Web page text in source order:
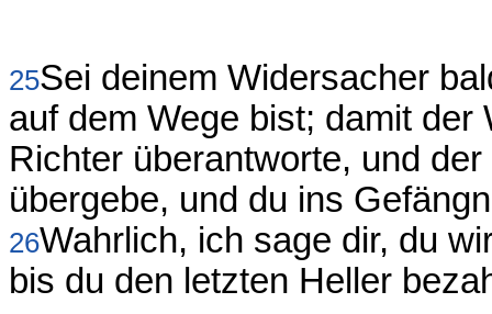
25Sei deinem Widersacher
auf dem Wege bist; damit
Richter überantworte, und
übergebe, und du ins
26Wahrlich, ich sage dir, du
bis du den letzten Heller